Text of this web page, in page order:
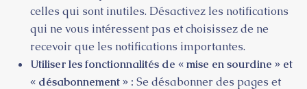
celles qui sont inutiles. Désactivez les notifications
qui ne vous intéressent pas et choisissez de ne
recevoir que les notifications importantes.
Utiliser les fonctionnalités de « mise en sourdine » et
« désabonnement » : Se désabonner des pages et